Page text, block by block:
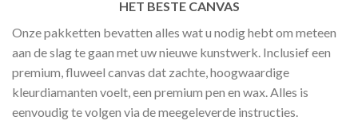
HET BESTE CANVAS
Onze pakketten bevatten alles wat u nodig hebt om meteen
aan de slag te gaan met uw nieuwe kunstwerk. Inclusief een
premium, fluweel canvas dat zachte, hoogwaardige
kleurdiamanten voelt, een premium pen en wax. Alles is
eenvoudig te volgen via de meegeleverde instructies.